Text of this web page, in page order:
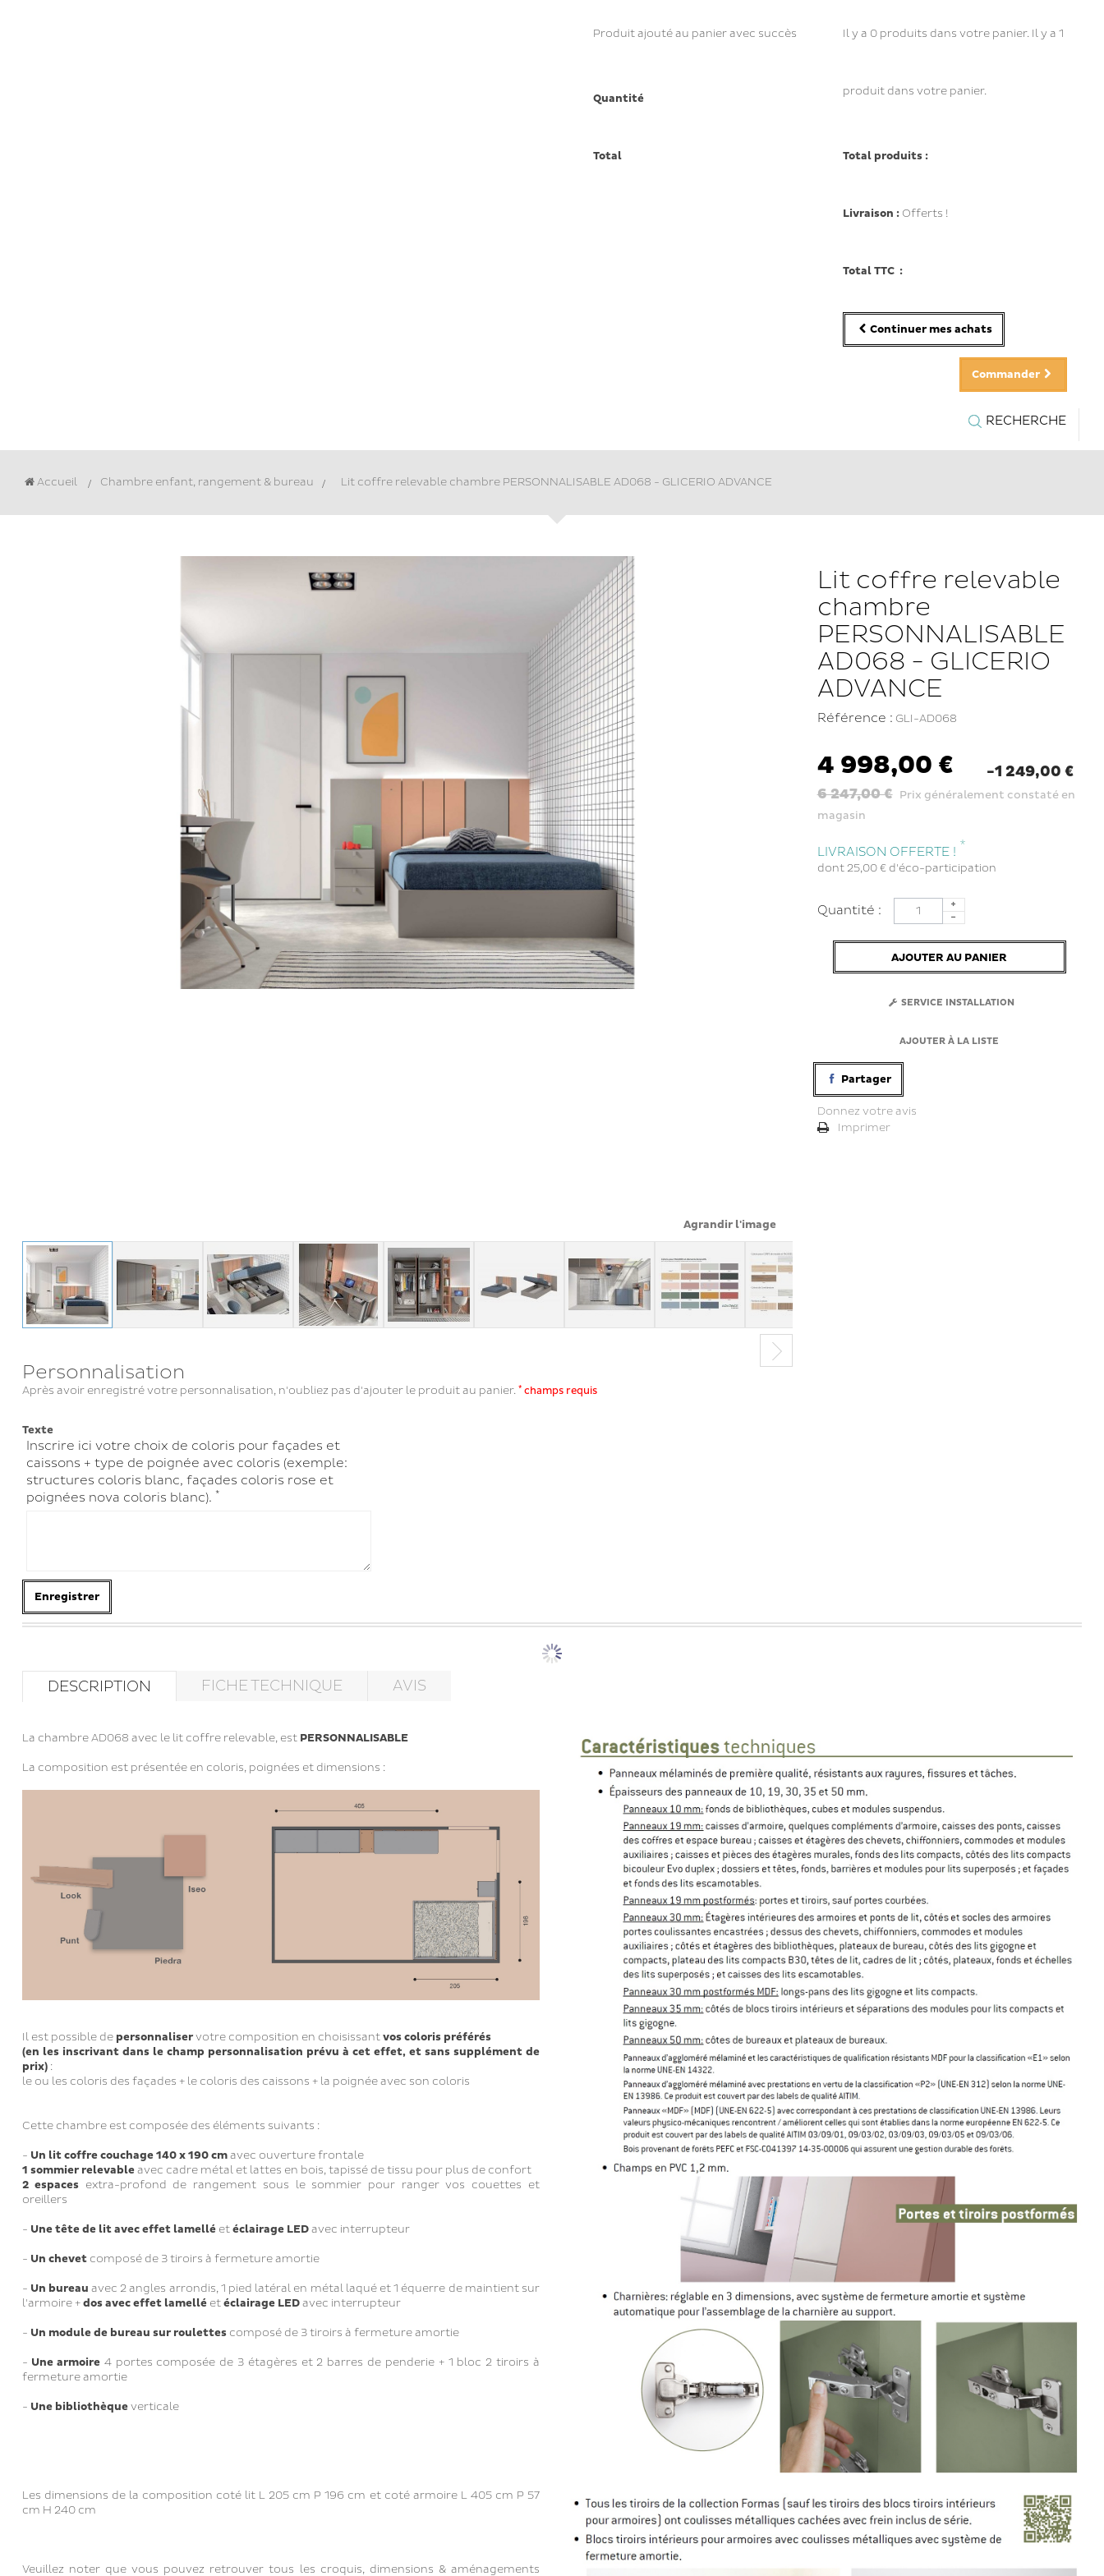
Produit ajouté au panier avec succès
Quantité
Total
Il y a 0produits dans votre panier. Il y a 1
produit dans votre panier.
Total produits :
Livraison : Offerts !
Total TTC :
Continuer mes achats
Commander
RECHERCHE
Accueil Chambre enfant, rangement & bureau > Lit coffre relevable chambre PERSONNALISABLE AD068 - GLICERIO ADVANCE
Agrandir l'image
Lit coffre relevable
chambre
PERSONNALISABLE
AD068 - GLICERIO
ADVANCE
Référence : GLI-AD068
4 998,00 € -1 249,00 €
6 247,00 € Prix généralement constaté en
magasin
LIVRAISON OFFERTE ! *
dont 25,00 € d'éco-participation
Quantité :
AJOUTER AU PANIER
SERVICE INSTALLATION
AJOUTER À LA LISTE
Partager
Donnez votre avis
Imprimer
Personnalisation
Après avoir enregistré votre personnalisation, n'oubliez pas d'ajouter le produit au panier. *champs requis
Texte
Inscrire ici votre choix de coloris pour façades et
caissons + type de poignée avec coloris (exemple:
structures coloris blanc, façades coloris rose et
poignées nova coloris blanc). *
Enregistrer
DESCRIPTION FICHE TECHNIQUE AVIS
La chambre AD068 avec le lit coffre relevable, est PERSONNALISABLE
La composition est présentée en coloris, poignées et dimensions :
Il est possible de personnaliservotre composition en choisissantvos coloris préférés
(en les inscrivant dans le champ personnalisation prévu à cet effet, et sans supplément de
prix):
le ou les coloris des façades + le coloris des caissons + la poignée avec son coloris
Cette chambre est composée des éléments suivants :
- Un lit coffre couchage 140 x 190 cmavec ouverture frontale
1 sommier relevableavec cadre métal et lattes en bois, tapissé de tissu pour plus de confort
2 espacesextra-profond de rangement sous le sommier pour ranger vos couettes et
oreillers
- Unetête de litavec effet lamelléetéclairage LEDavec interrupteur
- Un chevetcomposé de 3 tiroirs à fermeture amortie
- Un bureau avec 2 angles arrondis, 1 pied latéral en métal laqué et 1 équerre de maintient sur
l'armoire +dos avec effet lamelléetéclairage LEDavec interrupteur
- Un module de bureau sur roulettescomposé de 3 tiroirs à fermeture amortie
- Une armoire4 portes composée de 3 étagères et 2 barres de penderie + 1 bloc 2 tiroirs à
fermeture amortie
- Une bibliothèqueverticale
Les dimensions de la composition coté lit L 205 cm P 196 cm et coté armoire L 405 cm P 57
cm H 240 cm
Veuillez noter que vous pouvez retrouver tous les croquis, dimensions & aménagements